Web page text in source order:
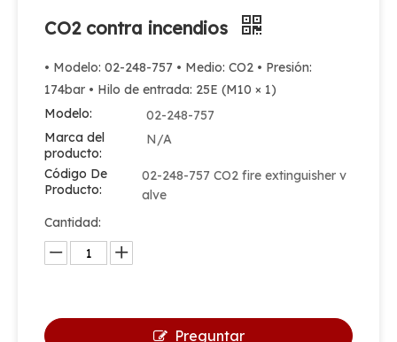
CO2 contra incendios
• Modelo: 02-248-757 • Medio: CO2 • Presión:
174bar • Hilo de entrada: 25E (M10 × 1)
Modelo:
02-248-757
Marca del
producto:
N/A
Código De
Producto:
02-248-757 CO2 fire extinguisher v
alve
Cantidad:
Preguntar